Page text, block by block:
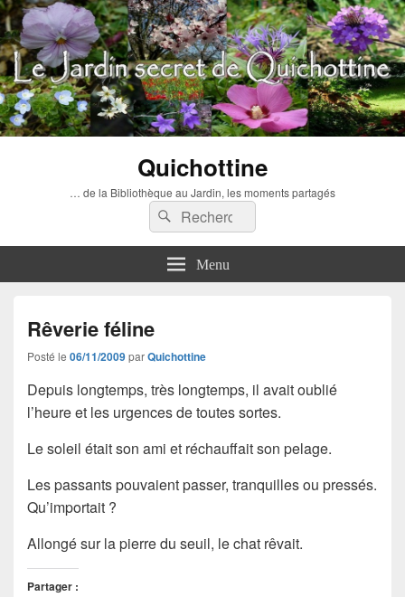
Quichottine
… de la Bibliothèque au Jardin, les moments partagés
Recherche :
Rechercher
Menu
Rêverie féline
Posté le 06/11/2009parQuichottine
Depuis longtemps, très longtemps, il avait oublié
l’heure et les urgences de toutes sortes.
Le soleil était son ami et réchauffait son pelage.
Les passants pouvaient passer, tranquilles ou pressés.
Qu’importait ?
Allongé sur la pierre du seuil, le chat rêvait.
Partager :